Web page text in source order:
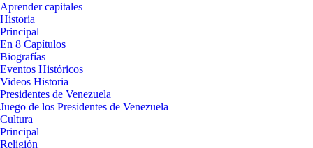
Aprender capitales
Historia
Principal
En 8 Capítulos
Biografías
Eventos Históricos
Videos Historia
Presidentes de Venezuela
Juego de los Presidentes de Venezuela
Cultura
Principal
Religión